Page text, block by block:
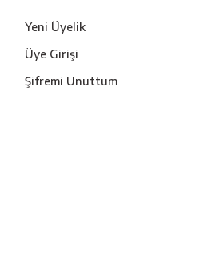
Yeni Üyelik
Üye Girişi
Şifremi Unuttum